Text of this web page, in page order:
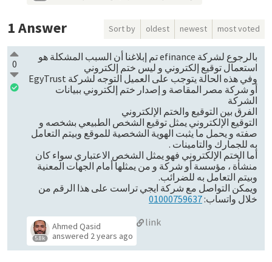
1Answer Sort by oldest newest most voted
0
بالرجوع لشركة efinance تم إبلاغنا أن السبب المشكلة هو
استعمال توقيع إلكتروني و ليس ختم إلكتروني
وفي هذه الحالة يتوجب على العميل التوجه لشركة EgyTrust
أو شركة مصر المقاصة و إصدار ختم إلكتروني ببيانات
الشركة
الفرق بين التوقيع والختم الإلكتروني
التوقيع الإلكتروني يمثل توقيع الشخص الطبيعي بشخصه و
صفته و يحمل ما يثبت الهوية الشخصية للموقع وبيتم التعامل
به للجمارك والتامينات .
أما الختم الإلكتروني فهو يمثل الشخص الاعتباري سواء كان
منشأة ، مؤسسة أو شركة و من يمثلها أمام الجهات المعنية
وبيتم التعامل به للضرائب.
ويمكن التواصل مع شركة ايجي تراست على هذا الرقم من
خلال واتساب:01000759637
5.8k
Ahmed Qasid
answered 2 years ago
link